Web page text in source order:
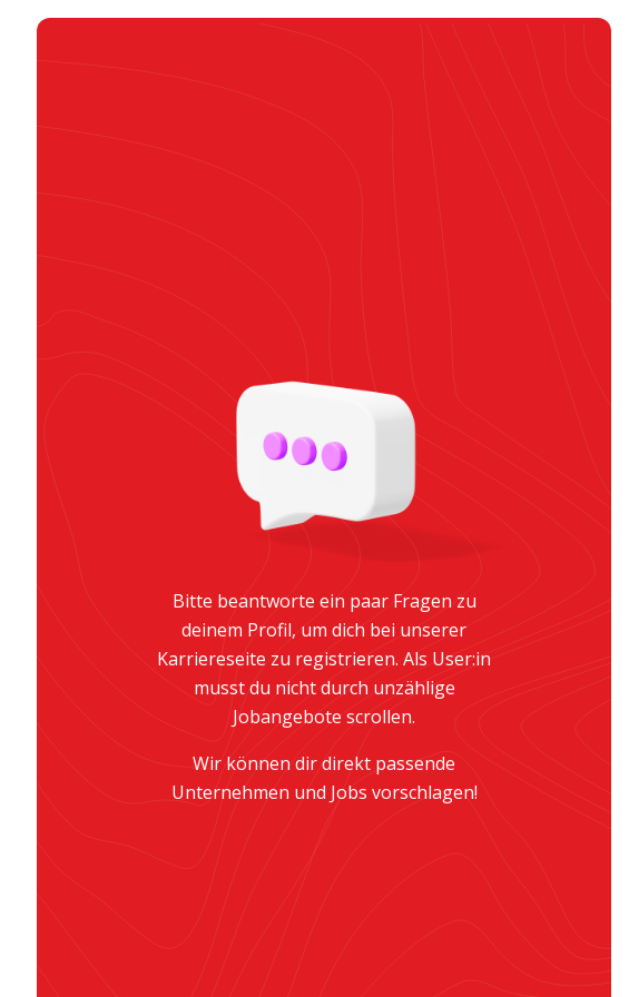
Bitte beantworte ein paar Fragen zu
deinem Profil, um dich bei unserer
Karriereseite zu registrieren. Als User:in
musst du nicht durch unzählige
Jobangebote scrollen.
Wir können dir direkt passende
Unternehmen und Jobs vorschlagen!